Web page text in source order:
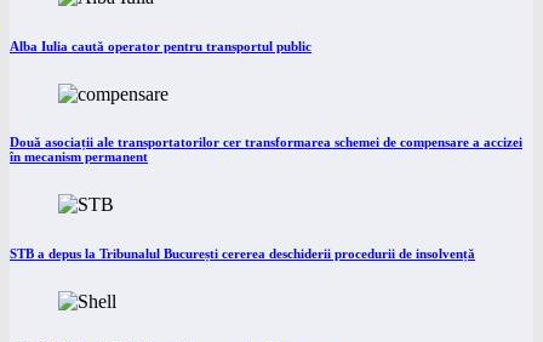
Alba Iulia caută operator pentru transportul public
Două asociații ale transportatorilor cer transformarea schemei de compensare a accizei
în mecanism permanent
STB a depus la Tribunalul București cererea deschiderii procedurii de insolvență